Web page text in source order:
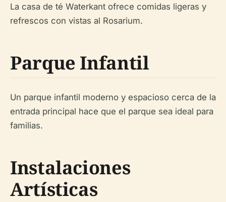
La casa de té Waterkant ofrece comidas ligeras y
refrescos con vistas al Rosarium.
Parque Infantil
Un parque infantil moderno y espacioso cerca de la
entrada principal hace que el parque sea ideal para
familias.
Instalaciones
Artísticas